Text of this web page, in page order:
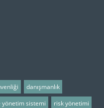
danışmanlık
yönetim sistemi
risk yönetimi